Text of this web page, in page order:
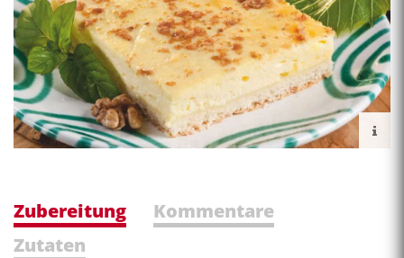
Zubereitung
Kommentare
Zutaten